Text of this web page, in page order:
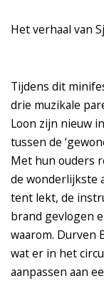
Het verhaal van
Tijdens dit
drie muzikale
Loon zijn nieuw
tussen de
Met hun ouders
de wonderlijkste
tent lekt, de
brand gevlogen
waarom. Durven
wat er in het
aanpassen aan